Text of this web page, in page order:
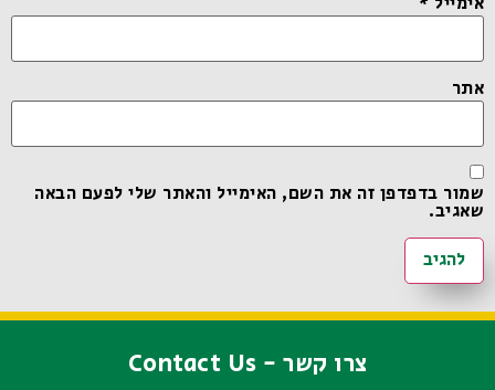
אתר
שמור בדפדפן זה את השם, האימייל והאתר שלי לפעם הבאה
שאגיב.
צרו קשר - Contact Us